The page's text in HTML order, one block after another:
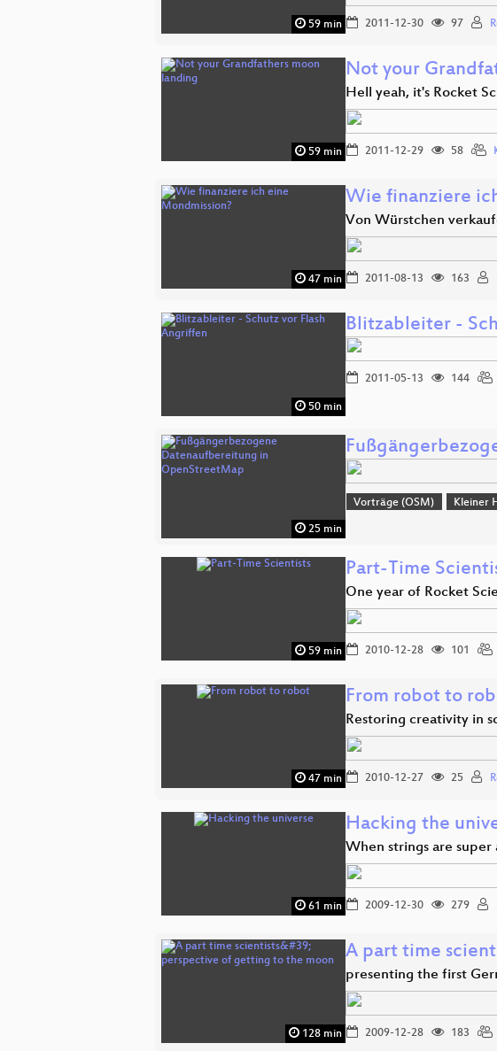
59 min 2011-12-30 97
59 min
Not your
Hell yeah, it's Rocket
2011-12-29 58
47 min
Wie finanziere
Von Würstchen
2011-08-13 163
50 min
Blitzableiter -
2011-05-13 144
25 min
Vorträge (OSM) Kleiner
59 min
Part-Time
One year of Rocket
2010-12-28 101
47 min
From robot to
Restoring creativity in
2010-12-27 25
61 min
Hacking the
When strings are
2009-12-30 279
128 min
A part time
presenting the first
2009-12-28 183